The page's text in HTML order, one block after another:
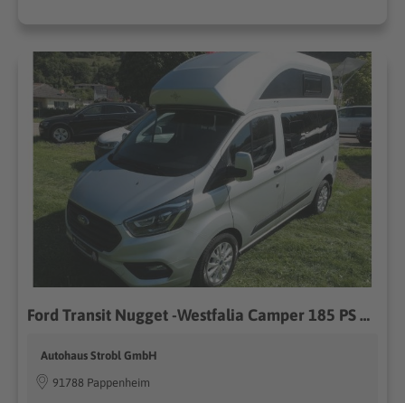
Ford Transit Nugget -Westfalia Camper 185 PS Hochdach
Autohaus Strobl GmbH
91788 Pappenheim